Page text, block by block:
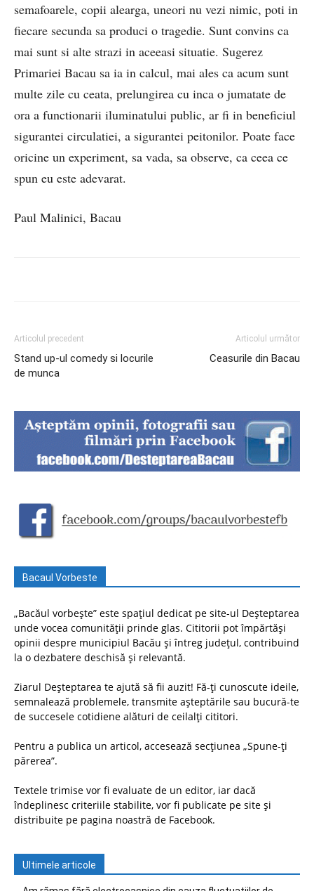
semafoarele, copii alearga, uneori nu vezi nimic, poti in
fiecare secunda sa produci o tragedie. Sunt convins ca
mai sunt si alte strazi in aceeasi situatie. Sugerez
Primariei Bacau sa ia in calcul, mai ales ca acum sunt
multe zile cu ceata, prelungirea cu inca o jumatate de
ora a functionarii iluminatului public, ar fi in beneficiul
sigurantei circulatiei, a sigurantei peitonilor. Poate face
oricine un experiment, sa vada, sa observe, ca ceea ce
spun eu este adevarat.
Paul Malinici, Bacau
Articolul precedent
Stand up-ul comedy si locurile
de munca
Articolul următor
Ceasurile din Bacau
Bacaul Vorbeste
„Bacăul vorbește” este spațiul dedicat pe site-ul Deșteptarea
unde vocea comunității prinde glas. Cititorii pot împărtăși
opinii despre municipiul Bacău și întreg județul, contribuind
la o dezbatere deschisă și relevantă.
Ziarul Deșteptarea te ajută să fii auzit! Fă-ți cunoscute ideile,
semnalează problemele, transmite așteptările sau bucură-te
de succesele cotidiene alături de ceilalți cititori.
Pentru a publica un articol, accesează secțiunea „Spune-ți
părerea”.
Textele trimise vor fi evaluate de un editor, iar dacă
îndeplinesc criteriile stabilite, vor fi publicate pe site și
distribuite pe pagina noastră de Facebook.
Ultimele articole